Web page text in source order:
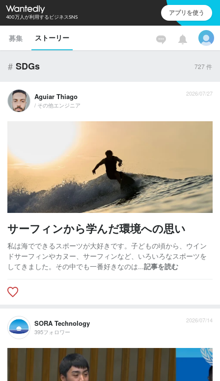
400万人が利用するビジネスSNS アプリを使う
募集 ストーリー
# SDGs 727 件
Aguiar Thiago
/ その他エンジニア
2026/07/27
サーフィンから学んだ環境への思い
私は海でできるスポーツが大好きです。子どもの頃から、ウイン
ドサーフィンやカヌー、サーフィンなど、いろいろなスポーツを
してきました。その中でも一番好きなのは...記事を読む
SORA Technology
395フォロワー
2026/07/14